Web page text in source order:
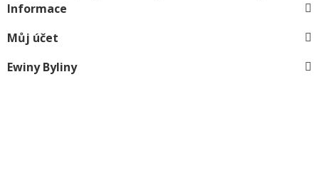
Informace
Můj účet
Ewiny Byliny